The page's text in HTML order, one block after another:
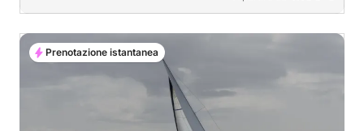
Prenotazione istantanea